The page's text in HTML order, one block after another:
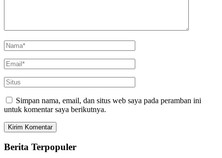
Simpan nama, email, dan situs web saya pada peramban ini
untuk komentar saya berikutnya.
Berita Terpopuler